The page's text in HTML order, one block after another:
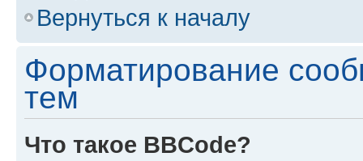
Вернуться к началу
Форматирование
тем
Что такое BBCode?